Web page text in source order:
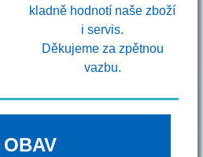
kladně hodnotí naše zboží
i servis.
Děkujeme za zpětnou
vazbu.